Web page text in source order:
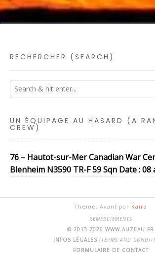
RECHERCHER (SEARCH)
UN ÉQUIPAGE AU HASARD (A
CREW)
76 – Hautot-sur-Mer Canadian War
Blenheim N3590 TR-F 59 Sqn Date :
Theme: Avant par Kaira
REMERCIEMENTS
© 2013-2026 WWW.AUZEAU.FR
INFOS LÉGALES (TERMS AND
FORMULAIRE DE CONTACT